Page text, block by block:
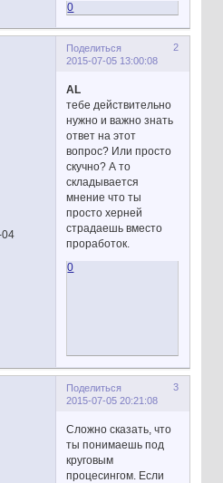
0
Поделиться
2
2015-07-05 13:00:08
04
AL
тебе действительно
нужно и важно знать
ответ на этот
вопрос? Или просто
скучно? А то
складывается
мнение что ты
просто херней
страдаешь вместо
проработок.
0
Поделиться
3
2015-07-05 20:21:08
Сложно сказать, что
ты понимаешь под
круговым
процесингом. Если